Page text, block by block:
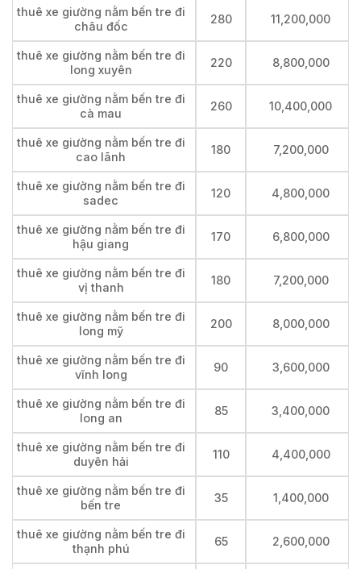
thuê xe giường nằm bến tre đi
châu đốc
280 11,200,000
thuê xe giường nằm bến tre đi
long xuyên
220 8,800,000
thuê xe giường nằm bến tre đi
cà mau
260 10,400,000
thuê xe giường nằm bến tre đi
cao lãnh
180 7,200,000
thuê xe giường nằm bến tre đi
sadec
120 4,800,000
thuê xe giường nằm bến tre đi
hậu giang
170 6,800,000
thuê xe giường nằm bến tre đi
vị thanh
180 7,200,000
thuê xe giường nằm bến tre đi
long mỹ
200 8,000,000
thuê xe giường nằm bến tre đi
vĩnh long
90 3,600,000
thuê xe giường nằm bến tre đi
long an
85 3,400,000
thuê xe giường nằm bến tre đi
duyên hải
110 4,400,000
thuê xe giường nằm bến tre đi
bến tre
35 1,400,000
thuê xe giường nằm bến tre đi
thạnh phú
65 2,600,000